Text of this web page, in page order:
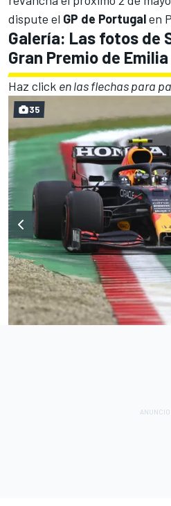
dispute el GP de Portugalen
Galería: Las fotos de
Gran Premio de
Haz click en las flechas para
35